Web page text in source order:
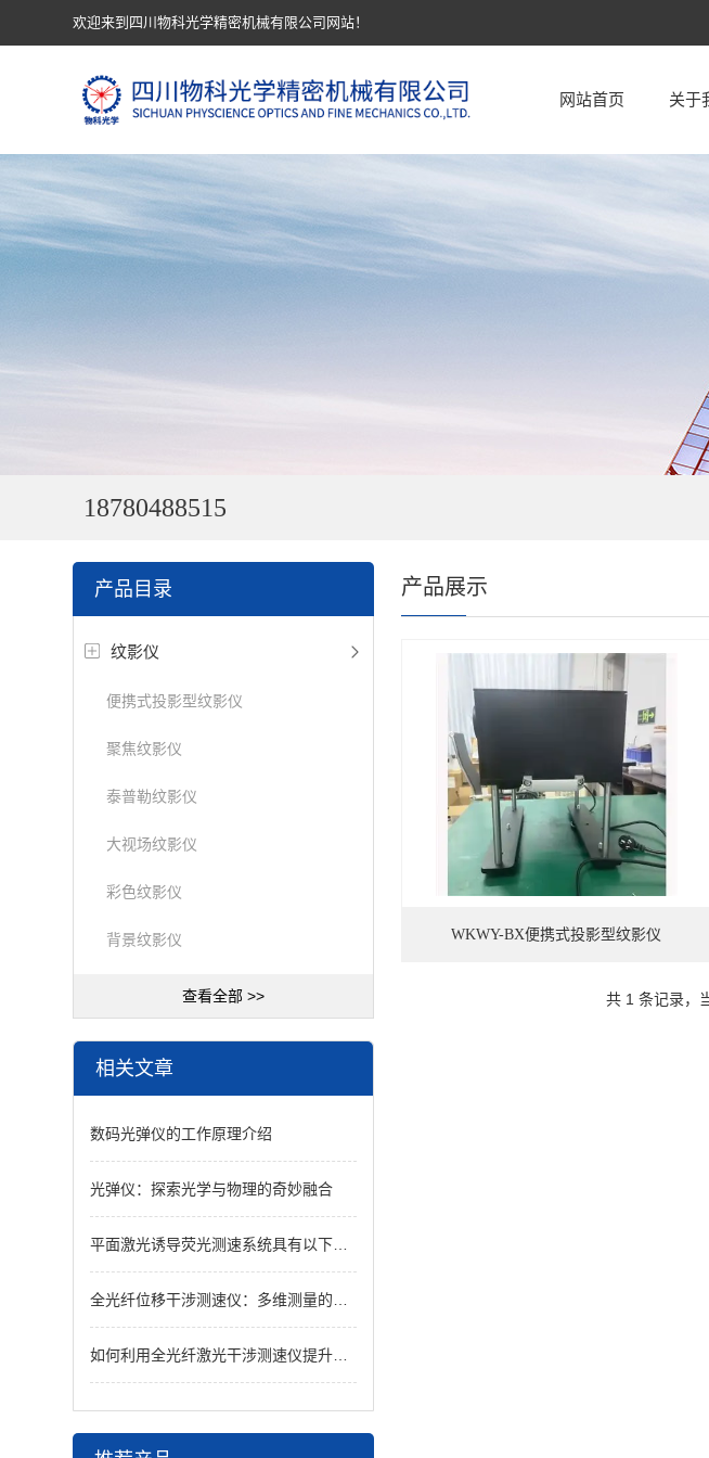
欢迎来到四川物科光学精密机械有限公司网站！
网站首页 关于
18780488515
产品目录
纹影仪
便携式投影型纹影仪
聚焦纹影仪
泰普勒纹影仪
大视场纹影仪
彩色纹影仪
背景纹影仪
查看全部 >>
相关文章
数码光弹仪的工作原理介绍
光弹仪：探索光学与物理的奇妙融合
平面激光诱导荧光测速系统具有以下技术优势
全光纤位移干涉测速仪：多维测量的光学尖兵
如何利用全光纤激光干涉测速仪提升测量精度
产品展示
WKWY-BX便携式投影型纹影仪
共 1 条记录